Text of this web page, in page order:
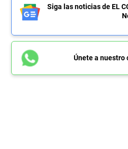
Siga las noticias de EL
Únete a nuestro